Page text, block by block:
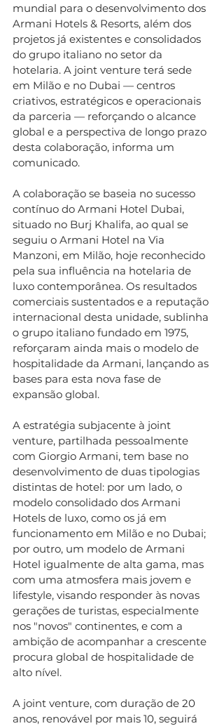
mundial para o desenvolvimento dos
Armani Hotels & Resorts, além dos
projetos já existentes e consolidados
do grupo italiano no setor da
hotelaria. A joint venture terá sede
em Milão e no Dubai — centros
criativos, estratégicos e operacionais
da parceria — reforçando o alcance
global e a perspectiva de longo prazo
desta colaboração, informa um
comunicado.
A colaboração se baseia no sucesso
contínuo do Armani Hotel Dubai,
situado no Burj Khalifa, ao qual se
seguiu o Armani Hotel na Via
Manzoni, em Milão, hoje reconhecido
pela sua influência na hotelaria de
luxo contemporânea. Os resultados
comerciais sustentados e a reputação
internacional desta unidade, sublinha
o grupo italiano fundado em 1975,
reforçaram ainda mais o modelo de
hospitalidade da Armani, lançando as
bases para esta nova fase de
expansão global.
A estratégia subjacente à joint
venture, partilhada pessoalmente
com Giorgio Armani, tem base no
desenvolvimento de duas tipologias
distintas de hotel: por um lado, o
modelo consolidado dos Armani
Hotels de luxo, como os já em
funcionamento em Milão e no Dubai;
por outro, um modelo de Armani
Hotel igualmente de alta gama, mas
com uma atmosfera mais jovem e
lifestyle, visando responder às novas
gerações de turistas, especialmente
nos "novos" continentes, e com a
ambição de acompanhar a crescente
procura global de hospitalidade de
alto nível.
A joint venture, com duração de 20
anos, renovável por mais 10, seguirá